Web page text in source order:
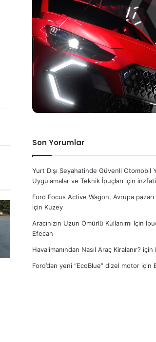
Son Yorumlar
Yurt Dışı Seyahatinde Güvenli Otomobil
Uygulamalar ve Teknik İpuçları için
Ford Focus Active Wagon, Avrupa pazarı
için Kuzey
Aracınızın Uzun Ömürlü Kullanımı İçin
Efecan
Havalimanından Nasıl Araç Kiralanır? için
Ford’dan yeni “EcoBlue” dizel motor için